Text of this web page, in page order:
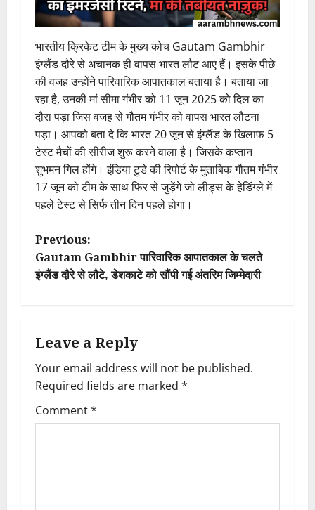
भारतीय क्रिकेट टीम के मुख्य कोच Gautam Gambhir
इंग्लैंड दौरे से अचानक ही वापस भारत लौट आए हैं। इसके पीछे
की वजह उन्होंने पारिवारिक आपातकाल बताया है। बताया जा
रहा है, उनकी मां सीमा गंभीर को 11 जून 2025 को दिल का
दौरा पड़ा जिस वजह से गौतम गंभीर को वापस भारत लौटना
पड़ा। आपको बता दे कि भारत 20 जून से इंग्लैंड के खिलाफ 5
टेस्ट मैचों की सीरीज शुरू करने वाला है। जिसके कप्तान
शुभमन गिल होंगे। इंडिया टुडे की रिपोर्ट के मुताबिक गौतम गंभीर
17 जून को टीम के साथ फिर से जुड़ेंगे जो लीड्स के हेडिंग्ले में
पहले टेस्ट से सिर्फ तीन दिन पहले होगा।
P
o
t
n
a
v
Previous:
Gautam Gambhir पारिवारिक आपातकाल के चलते
इंग्लैंड दौरे से लौटे, डेशकाटे को सौंपी गई अंतरिम जिम्मेदारी
Leave a Reply
Your email address will not be published.
Required fields are marked *
Comment*